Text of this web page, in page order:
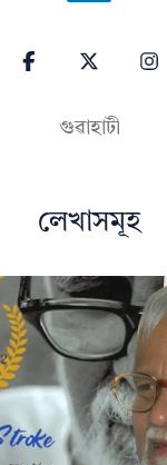
গুৱাহাটী
লেখাসমূহ